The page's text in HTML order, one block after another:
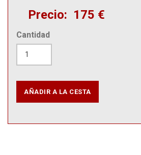
Precio 175 €
Cantidad